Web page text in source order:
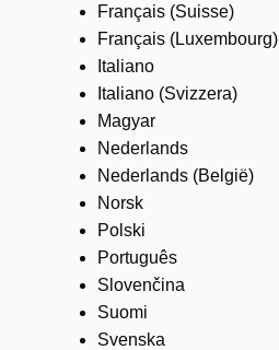
Français (Suisse)
Français (Luxembourg)
Italiano
Italiano (Svizzera)
Magyar
Nederlands
Nederlands (België)
Norsk
Polski
Português
Slovenčina
Suomi
Svenska